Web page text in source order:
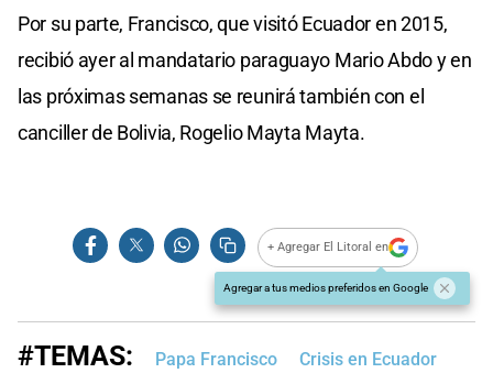
Por su parte, Francisco, que visitó Ecuador en 2015,
recibió ayer al mandatario paraguayo Mario Abdo y en
las próximas semanas se reunirá también con el
canciller de Bolivia, Rogelio Mayta Mayta.
+ Agregar El Litoral en
Agregar a tus medios preferidos en Google
#TEMAS: Papa Francisco Crisis en Ecuador